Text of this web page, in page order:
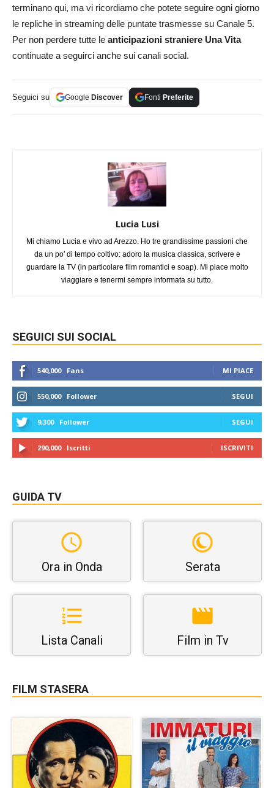
terminano qui, ma vi ricordiamo che potete seguire ogni giorno
le repliche in streaming delle puntate trasmesse su Canale 5.
Per non perdere tutte le anticipazioni straniere Una Vita
continuate a seguirci anche sui canali social.
Seguici su Google Discover Fonti Preferite
Lucia Lusi
Mi chiamo Lucia e vivo ad Arezzo. Ho tre grandissime passioni che
da un po' di tempo coltivo: adoro la musica classica, scrivere e
guardare la TV (in particolare film romantici e soap). Mi piace molto
viaggiare e tenermi sempre informata su tutto.
SEGUICI SUI SOCIAL
540,000 Fans MI PIACE
550,000 Follower SEGUI
9,300 Follower SEGUI
290,000 Iscritti ISCRIVITI
GUIDA TV
Ora in Onda Serata
Lista Canali Film in Tv
FILM STASERA